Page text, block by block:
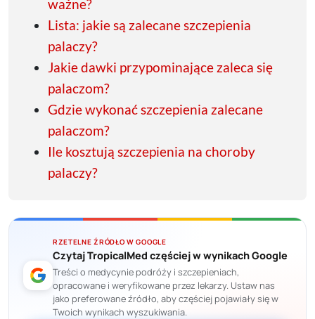
ważne?
Lista: jakie są zalecane szczepienia
palaczy?
Jakie dawki przypominające zaleca się
palaczom?
Gdzie wykonać szczepienia zalecane
palaczom?
Ile kosztują szczepienia na choroby
palaczy?
RZETELNE ŹRÓDŁO W GOOGLE
Czytaj TropicalMed częściej w wynikach Google
Treści o medycynie podróży i szczepieniach,
opracowane i weryfikowane przez lekarzy. Ustaw nas
jako preferowane źródło, aby częściej pojawiały się w
Twoich wynikach wyszukiwania.